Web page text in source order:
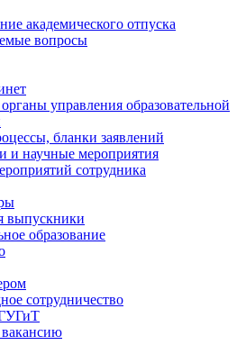
академического отпуска
вопросы
управления образовательной
бланки заявлений
и научные мероприятия
сотрудника
выпускники
образование
сотрудничество